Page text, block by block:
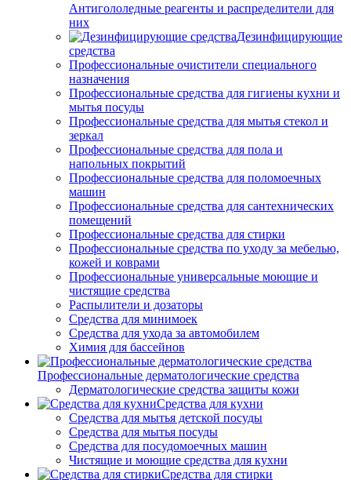
Антигололедные реагенты и распределители для
них
Дезинфицирующие
средства
Профессиональные очистители специального
назначения
Профессиональные средства для гигиены кухни и
мытья посуды
Профессиональные средства для мытья стекол и
зеркал
Профессиональные средства для пола и
напольных покрытий
Профессиональные средства для поломоечных
машин
Профессиональные средства для сантехнических
помещений
Профессиональные средства для стирки
Профессиональные средства по уходу за мебелью,
кожей и коврами
Профессиональные универсальные моющие и
чистящие средства
Распылители и дозаторы
Средства для минимоек
Средства для ухода за автомобилем
Химия для бассейнов
Профессиональные дерматологические средства
Дерматологические средства защиты кожи
Средства для кухни
Средства для мытья детской посуды
Средства для мытья посуды
Средства для посудомоечных машин
Чистящие и моющие средства для кухни
Средства для стирки